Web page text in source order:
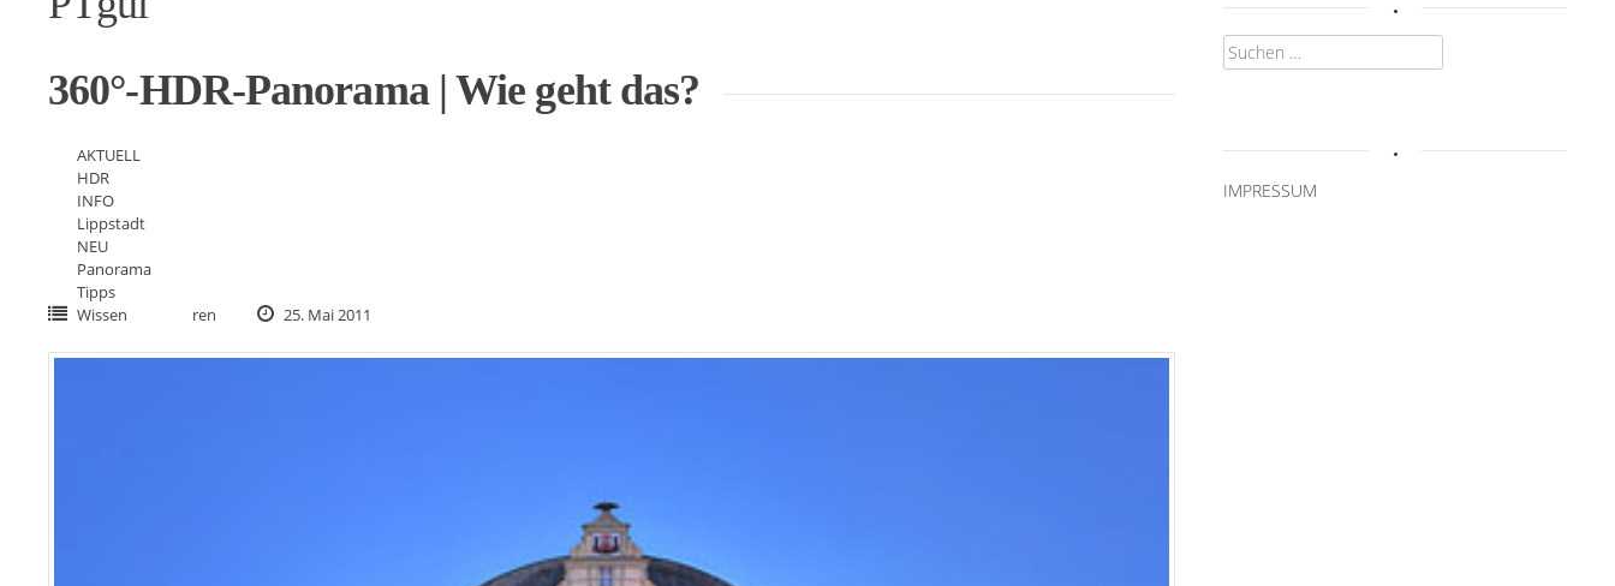
360°-HDR-Panorama | Wie geht das?
AKTUELL
HDR
INFO
Lippstadt
NEU
Panorama
Tipps
Wissen
ren 25. Mai 2011
Suchen
nach:
.
IMPRESSUM